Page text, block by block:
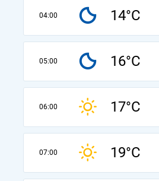
04:00 14°C
05:00 16°C
06:00 17°C
07:00 19°C